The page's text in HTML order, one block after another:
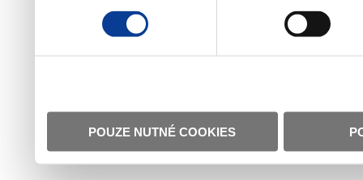
POUZE NUTNÉ COOKIES